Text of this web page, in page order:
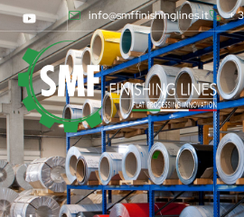
info@smffinishinglines.it +